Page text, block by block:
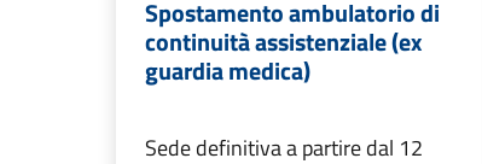
Spostamento ambulatorio di
continuità assistenziale (ex
guardia medica)
Sede definitiva a partire dal 12